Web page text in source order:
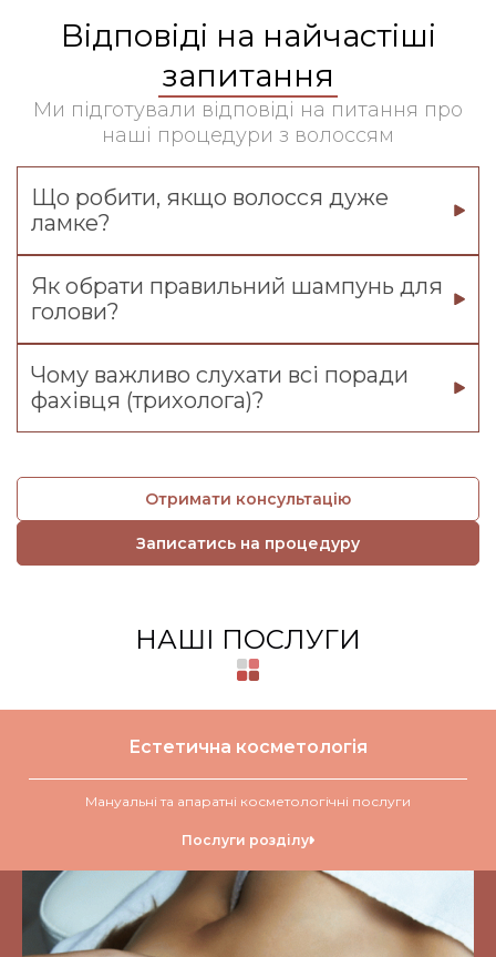
Відповіді на найчастіші
запитання
Ми підготували відповіді на питання про
наші процедури з волоссям
Що робити, якщо волосся дуже
ламке?
Як обрати правильний шампунь для
голови?
Чому важливо слухати всі поради
фахівця (трихолога)?
Отримати консультацію
Записатись на процедуру
НАШІ ПОСЛУГИ
Естетична косметологія
Мануальні та апаратні косметологічні послуги
Послуги розділу